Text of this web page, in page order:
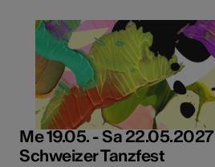
Me 19.05. - Sa 22.05.2027
Schweizer Tanzfest